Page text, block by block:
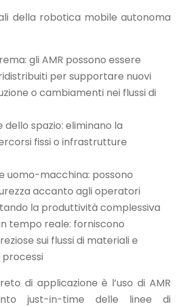
della robotica mobile autonoma
gli AMR possono essere
per supportare nuovi
o cambiamenti nei flussi di
dello spazio: eliminano la
fissi o infrastrutture
uomo-macchina: possono
accanto agli operatori
la produttività complessiva
tempo reale: forniscono
sui flussi di materiali e
processi
di applicazione è l’uso di AMR
just-in-time delle linee di